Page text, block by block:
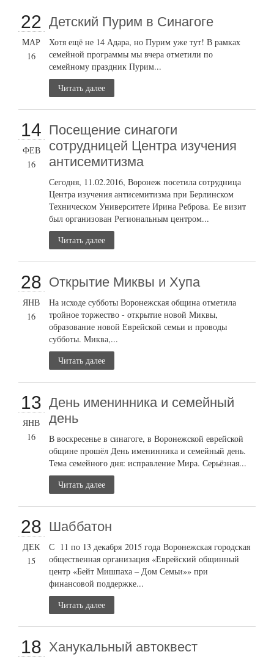
22
МАР
16
Детский Пурим в Синагоге
Хотя ещё не 14 Адара, но Пурим уже тут! В рамках
семейной программы мы вчера отметили по
семейному праздник Пурим...
Читать далее
14
ФЕВ
16
Посещение синагоги
сотрудницей Центра изучения
антисемитизма
Сегодня, 11.02.2016, Воронеж посетила сотрудница
Центра изучения антисемитизма при Берлинском
Техническом Университете Ирина Реброва. Ее визит
был организован Региональным центром...
Читать далее
28
ЯНВ
16
Открытие Миквы и Хупа
На исходе субботы Воронежская община отметила
тройное торжество - открытие новой Миквы,
образование новой Еврейской семьи и проводы
субботы. Миква,...
Читать далее
13
ЯНВ
16
День именинника и семейный
день
В воскресенье в синагоге, в Воронежской еврейской
общине прошёл День именинника и семейный день.
Тема семейного дня: исправление Мира. Серьёзная...
Читать далее
28
ДЕК
15
Шаббатон
С 11 по 13 декабря 2015 года Воронежская городская
общественная организация «Еврейский общинный
центр «Бейт Мишпаха – Дом Семьи»» при
финансовой поддержке...
Читать далее
18 Ханукальный автоквест